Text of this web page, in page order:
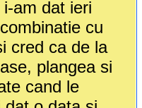
am dat ieri
cu
cred ca de la
plangea si
cand le